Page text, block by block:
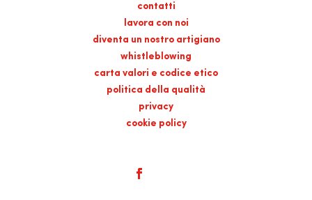
contatti
lavora con noi
diventa un nostro artigiano
whistleblowing
carta valori e codice etico
politica della qualità
privacy
cookie policy